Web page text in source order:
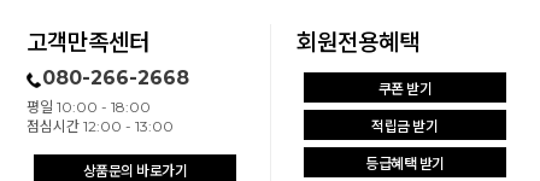
고객만족센터
080-266-2668
평일 10:00 - 18:00
점심시간 12:00 - 13:00
상품문의 바로가기
회원전용혜택
쿠폰 받기
적립금 받기
등급혜택 받기